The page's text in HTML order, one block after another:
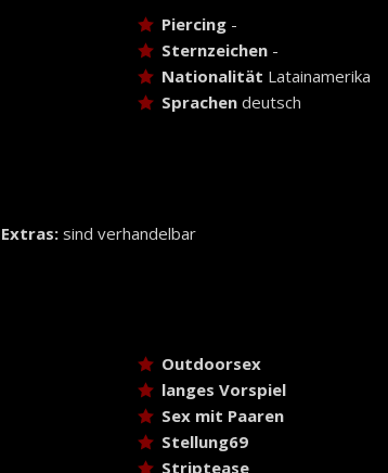
Piercing -
Sternzeichen -
Nationalität Latainamerika
Sprachen deutsch
Extras: sind verhandelbar
Outdoorsex
langes Vorspiel
Sex mit Paaren
Stellung69
Striptease